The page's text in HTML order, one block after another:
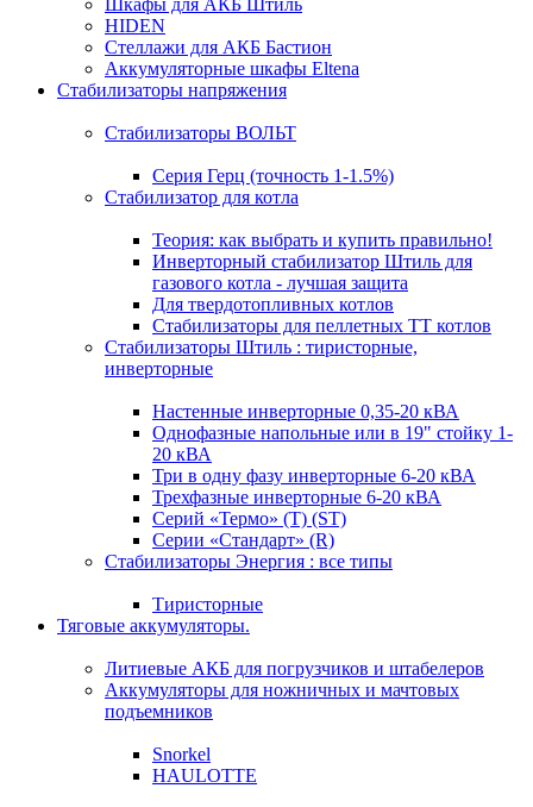
Шкафы для АКБ Штиль
HIDEN
Стеллажи для АКБ Бастион
Аккумуляторные шкафы Eltena
Стабилизаторы напряжения
Стабилизаторы ВОЛЬТ
Серия Герц (точность 1-1.5%)
Стабилизатор для котла
Теория: как выбрать и купить правильно!
Инверторный стабилизатор Штиль для
газового котла - лучшая защита
Для твердотопливных котлов
Стабилизаторы для пеллетных ТТ котлов
Стабилизаторы Штиль : тиристорные,
инверторные
Настенные инверторные 0,35-20 кВА
Однофазные напольные или в 19" стойку 1-
20 кВА
Три в одну фазу инверторные 6-20 кВА
Трехфазные инверторные 6-20 кВА
Серий «Термо» (T) (ST)
Серии «Стандарт» (R)
Стабилизаторы Энергия : все типы
Тиристорные
Тяговые аккумуляторы.
Литиевые АКБ для погрузчиков и штабелеров
Аккумуляторы для ножничных и мачтовых
подъемников
Snorkel
HAULOTTE